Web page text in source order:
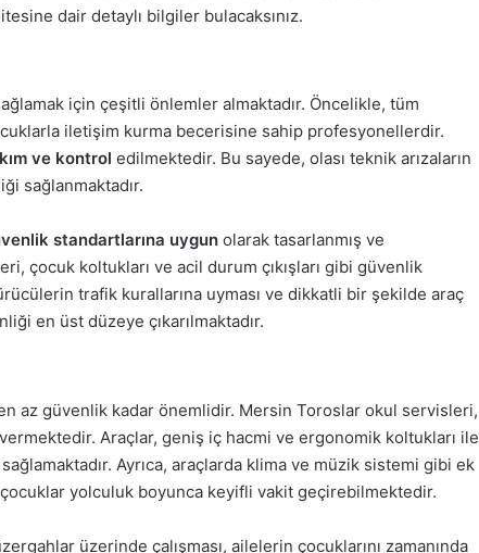
dair detaylı bilgiler bulacaksınız.
için çeşitli önlemler almaktadır. Öncelikle, tüm
iletişim kurma becerisine sahip profesyonellerdir.
ve kontrol edilmektedir. Bu sayede, olası teknik arızaların
sağlanmaktadır.
standartlarına uygun olarak tasarlanmış ve
çocuk koltukları ve acil durum çıkışları gibi güvenlik
trafik kurallarına uyması ve dikkatli bir şekilde araç
en üst düzeye çıkarılmaktadır.
az güvenlik kadar önemlidir. Mersin Toroslar okul servisleri,
Araçlar, geniş iç hacmi ve ergonomik koltukları ile
Ayrıca, araçlarda klima ve müzik sistemi gibi ek
yolculuk boyunca keyifli vakit geçirebilmektedir.
üzerinde çalışması, ailelerin çocuklarını zamanında